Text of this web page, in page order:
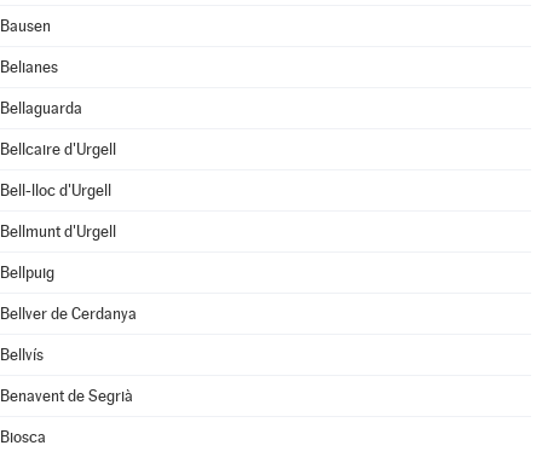
Bausen
Belianes
Bellaguarda
Bellcaire d'Urgell
Bell-lloc d'Urgell
Bellmunt d'Urgell
Bellpuig
Bellver de Cerdanya
Bellvís
Benavent de Segrià
Biosca